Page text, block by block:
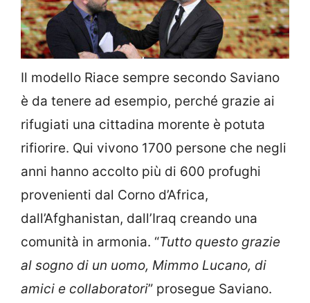
Il modello Riace sempre secondo Saviano
è da tenere ad esempio, perché grazie ai
rifugiati una cittadina morente è potuta
rifiorire. Qui vivono 1700 persone che negli
anni hanno accolto più di 600 profughi
provenienti dal Corno d’Africa,
dall’Afghanistan, dall’Iraq creando una
comunità in armonia. “Tutto questo grazie
al sogno di un uomo, Mimmo Lucano, di
amici e collaboratori” prosegue Saviano.